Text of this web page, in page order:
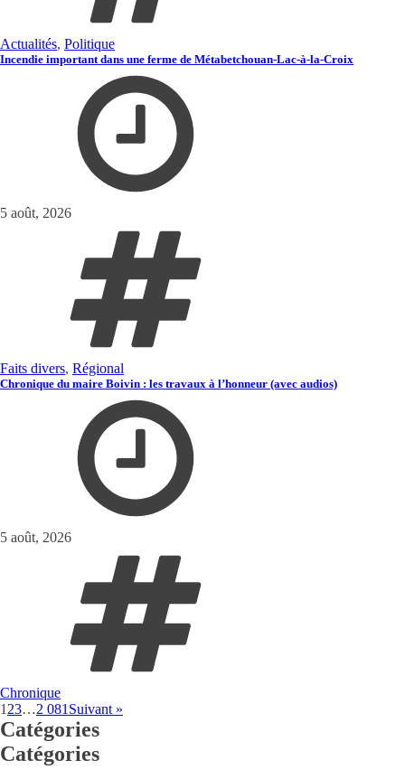
Actualités, Politique
Incendie important dans une ferme de Métabetchouan-Lac-à-la-Croix
5 août, 2026
Faits divers, Régional
Chronique du maire Boivin : les travaux à l’honneur (avec audios)
5 août, 2026
Chronique
1 23…2 081 Suivant »
Catégories
Catégories